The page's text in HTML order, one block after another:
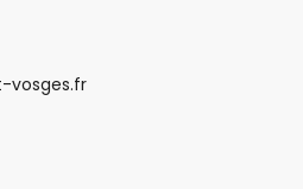
vosges.fr